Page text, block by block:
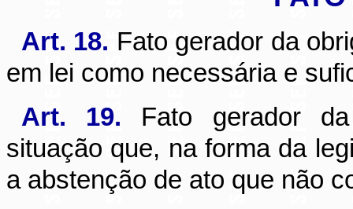
Art. 18. Fato gerador da
em lei como necessária e
Art. 19. Fato gerador
situação que, na forma da
a abstenção de ato que não